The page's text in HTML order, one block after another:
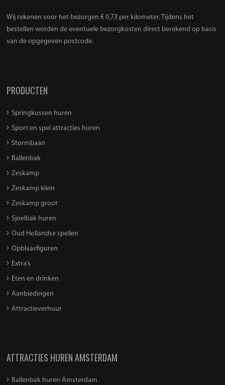
Wij rekenen voor het bezorgen € 0,73 per kilometer. Tijdens het
bestellen worden de eventuele bezorgkosten direct berekend op basis
van de opgegeven postcode.
PRODUCTEN
Springkussen huren
Sport en spel attracties huren
Stormbaan
Ballenbak
Zeskamp
Zeskamp klein
Zeskamp groot
Sjoelbak huren
Oud Hollandse spellen
Opblaasfiguren
Extra’s
Eten en drinken
Aanbiedingen
Attractieverhuur
ATTRACTIES HUREN AMSTERDAM
Ballenbak huren Amsterdam